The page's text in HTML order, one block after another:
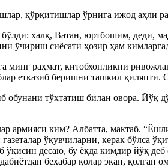
қўрқитишлар ўрнига ижод аҳли
халқ, Ватан, юртбошим, деди,
ўчириш сиёсати ҳозир ҳам
раҳмат, китобхонликни
етказиб беришни ташкил қиляпти.
обунани тўхтатиш билан овора.
армияси ким? Албатта, мактаб.
газеталар ўқувчиларни, керак бўлса
ўқисин десаю, бу ёқда кимдир йўқ
бехабар қолар экан, қолган